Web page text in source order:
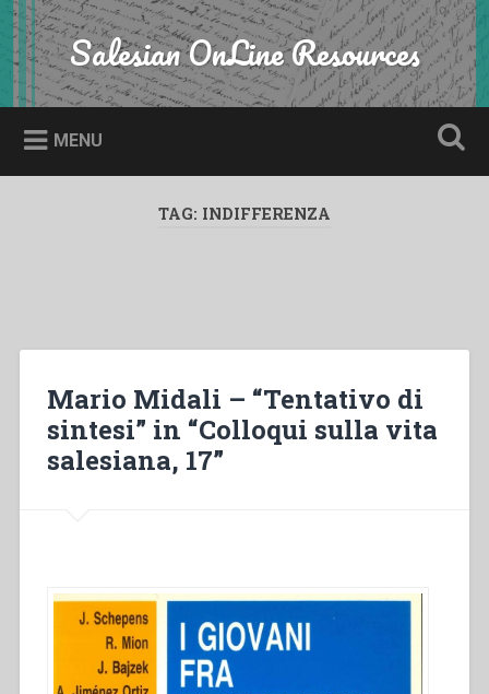
Skip
to
content
Search Salesian OnLine Resources
MENU
TAG: INDIFFERENZA
Mario Midali – “Tentativo di
sintesi” in “Colloqui sulla vita
salesiana, 17”